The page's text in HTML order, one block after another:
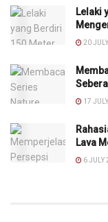
Lelaki
20
17
Lava
6 JULY